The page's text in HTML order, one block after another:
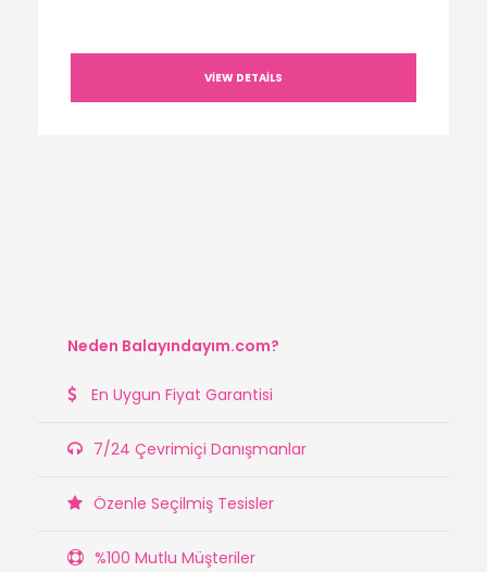
VIEW DETAILS
Neden Balayındayım.com?
En Uygun Fiyat Garantisi
7/24 Çevrimiçi Danışmanlar
Özenle Seçilmiş Tesisler
%100 Mutlu Müşteriler